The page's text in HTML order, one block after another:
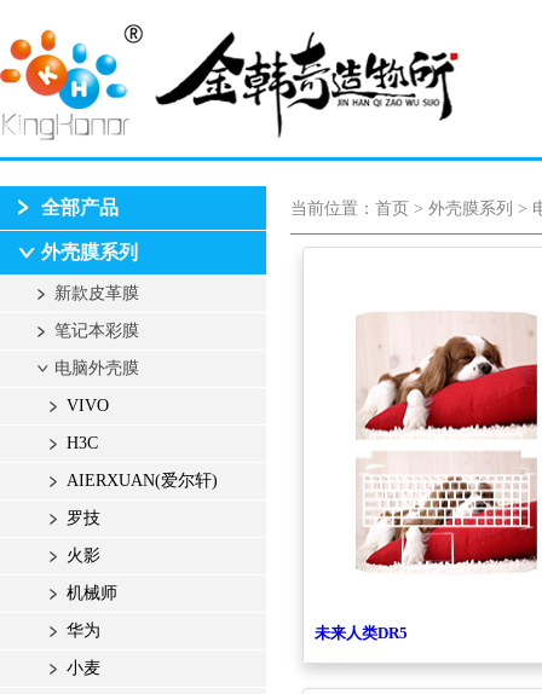
全部产品
外壳膜系列
新款皮革膜
笔记本彩膜
电脑外壳膜
VIVO
H3C
AIERXUAN(爱尔轩)
罗技
火影
机械师
华为
小麦
当前位置： 首页 > 外壳膜系列 >
未来人类DR5